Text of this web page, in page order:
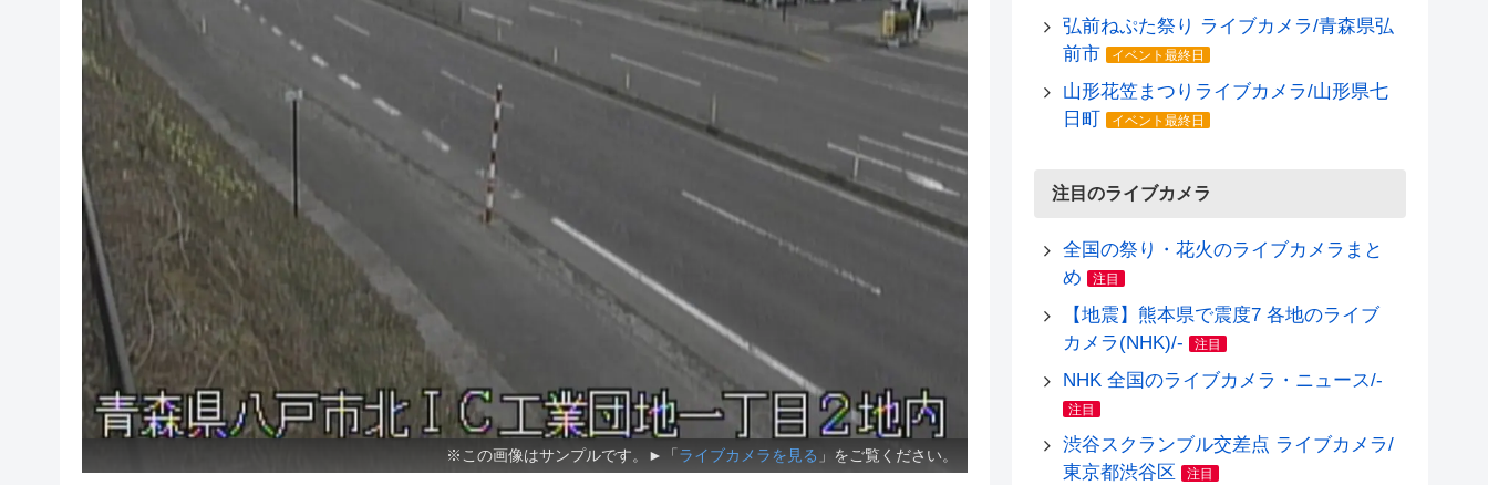
※この画像はサンプルです。►「 ライブカメラを見る 」をご覧ください。
弘前ねぷた祭り ライブカメラ/青森県弘
前市
イベント最終日
山形花笠まつりライブカメラ/山形県七
日町
イベント最終日
注目のライブカメラ
全国の祭り・花火のライブカメラまと
め
注目
【地震】熊本県で震度7 各地のライブ
カメラ(NHK)/-
注目
NHK 全国のライブカメラ・ニュース/-
注目
渋谷スクランブル交差点 ライブカメラ/
東京都渋谷区
注目